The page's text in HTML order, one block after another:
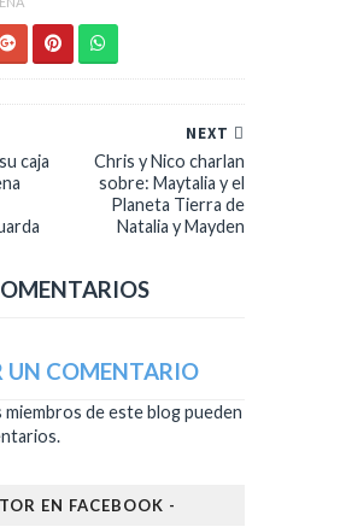
NEXT
Chris y Nico charlan
sobre: Maytalia y el
Planeta Tierra de
Natalia y Mayden
caja
UN COMENTARIO
de este blog pueden
EN FACEBOOK -